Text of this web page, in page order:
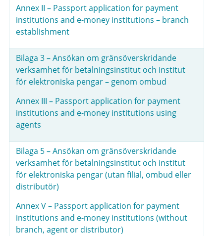
Annex II – Passport application for payment
institutions and e-money institutions – branch
establishment
Bilaga 3 – Ansökan om gränsöverskridande
verksamhet för betalningsinstitut och institut
för elektroniska pengar – genom ombud
Annex III – Passport application for payment
institutions and e-money institutions using
agents
Bilaga 5 – Ansökan om gränsöverskridande
verksamhet för betalningsinstitut och institut
för elektroniska pengar (utan filial, ombud eller
distributör)
Annex V – Passport application for payment
institutions and e-money institutions (without
branch, agent or distributor)